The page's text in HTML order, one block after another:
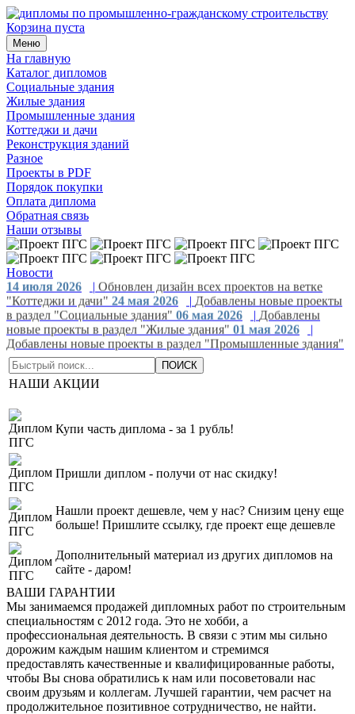
Корзина пуста
Меню
На главную
Каталог дипломов
Социальные здания
Жилые здания
Промышленные здания
Коттеджи и дачи
Реконструкция зданий
Разное
Проекты в PDF
Порядок покупки
Оплата диплома
Обратная связь
Наши отзывы
Новости
14 июля 2026 | Обновлен дизайн всех проектов на ветке
"Коттеджи и дачи" 24 мая 2026 | Добавлены новые проекты
в раздел "Социальные здания" 06 мая 2026 | Добавлены
новые проекты в раздел "Жилые здания" 01 мая 2026
|
Добавлены новые проекты в раздел "Промышленные здания"
НАШИ АКЦИИ
Купи часть диплома - за 1 рубль!
Пришли диплом - получи от нас скидку!
Нашли проект дешевле, чем у нас? Снизим цену еще
больше! Пришлите ссылку, где проект еще дешевле
Дополнительный материал из других дипломов на
сайте - даром!
ВАШИ ГАРАНТИИ
Мы занимаемся продажей дипломных работ по строительным
специальностям с 2012 года. Это не хобби, а
профессиональная деятельность. В связи с этим мы сильно
дорожим каждым нашим клиентом и стремимся
предоставлять качественные и квалифицированные работы,
чтобы Вы снова обратились к нам или посоветовали нас
своим друзьям и коллегам. Лучшей гарантии, чем расчет на
продолжительное позитивное сотрудничество, не найти.